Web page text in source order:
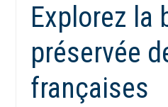
Explorez la
préservée
françaises